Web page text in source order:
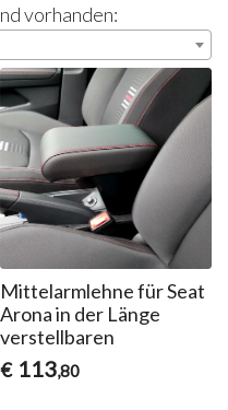
vorhanden:
Mittelarmlehne für Seat
Arona in der Länge
verstellbaren
€ 113,80